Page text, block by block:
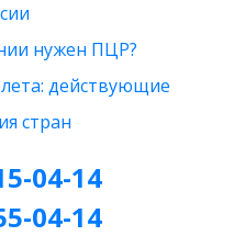
нужен ПЦР?
действующие
стран
04-14
04-14